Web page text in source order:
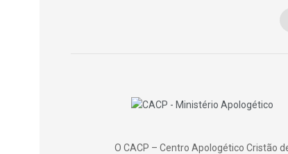
O CACP – Centro Apologético Cristão